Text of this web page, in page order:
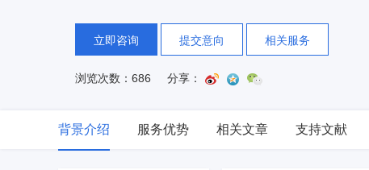
立即咨询 提交意向 相关服务
浏览次数：686 分享：
背景介绍 服务优势 相关文章 支持文献